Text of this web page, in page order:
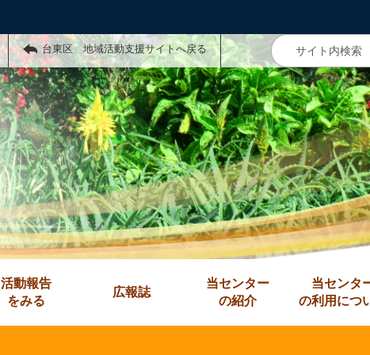
台東区 地域活動支援サイトへ戻る
活動報告
をみる
広報誌
当センター
の紹介
当センタ
の利用につ